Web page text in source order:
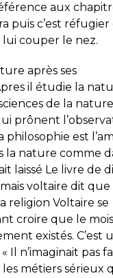
aux
puis c’est réfugier
lui couper le nez.
après ses
il étudie la
de la
prônent
philosophie est
la nature comme
laissé Le livre de
voltaire dit que
religion Voltaire se
croire que le
existés. C’est
Il n’imaginait pas
métiers sérieux